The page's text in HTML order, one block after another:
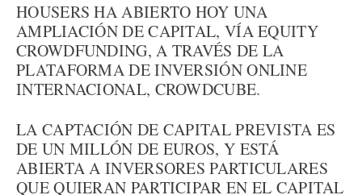
HOUSERS HA ABIERTO HOY UNA
AMPLIACIÓN DE CAPITAL, VÍA EQUITY
CROWDFUNDING, A TRAVÉS DE LA
PLATAFORMA DE INVERSIÓN ONLINE
INTERNACIONAL, CROWDCUBE.
LA CAPTACIÓN DE CAPITAL PREVISTA ES
DE UN MILLÓN DE EUROS, Y ESTÁ
ABIERTA A INVERSORES PARTICULARES
QUE QUIERAN PARTICIPAR EN EL CAPITAL